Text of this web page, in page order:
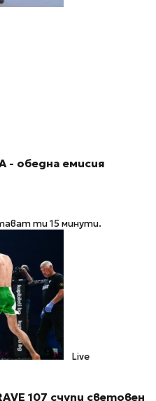
- обедна емисия
ти 15 минути.
Live
107 счупи световен